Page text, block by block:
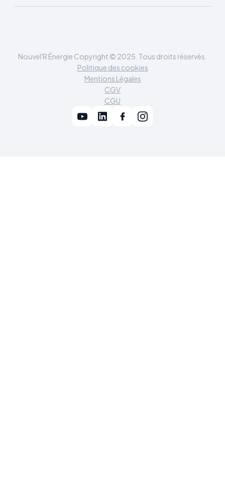
Nouvel'R Énergie Copyright © 2025. Tous droits réservés.
Politique des cookies
Mentions Légales
CGV
CGU